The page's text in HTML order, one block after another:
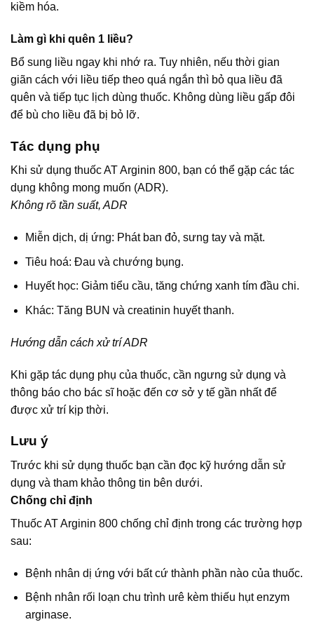
kiềm hóa.
Làm gì khi quên 1 liều?
Bổ sung liều ngay khi nhớ ra. Tuy nhiên, nếu thời gian
giãn cách với liều tiếp theo quá ngắn thì bỏ qua liều đã
quên và tiếp tục lịch dùng thuốc. Không dùng liều gấp đôi
để bù cho liều đã bị bỏ lỡ.
Tác dụng phụ
Khi sử dụng thuốc AT Arginin 800, bạn có thể gặp các tác
dụng không mong muốn (ADR).
Không rõ tần suất, ADR
Miễn dịch, dị ứng: Phát ban đỏ, sưng tay và mặt.
Tiêu hoá: Đau và chướng bụng.
Huyết học: Giảm tiểu cầu, tăng chứng xanh tím đầu chi.
Khác: Tăng BUN và creatinin huyết thanh.
Hướng dẫn cách xử trí ADR
Khi gặp tác dụng phụ của thuốc, cần ngưng sử dụng và
thông báo cho bác sĩ hoặc đến cơ sở y tế gần nhất để
được xử trí kịp thời.
Lưu ý
Trước khi sử dụng thuốc bạn cần đọc kỹ hướng dẫn sử
dụng và tham khảo thông tin bên dưới.
Chống chỉ định
Thuốc AT Arginin 800 chống chỉ định trong các trường hợp
sau:
Bệnh nhân dị ứng với bất cứ thành phần nào của thuốc.
Bệnh nhân rối loạn chu trình urê kèm thiếu hụt enzym
arginase.